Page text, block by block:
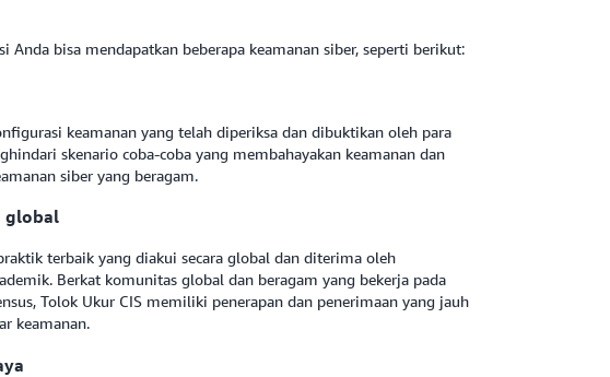
Anda bisa mendapatkan beberapa keamanan siber, seperti berikut:
keamanan yang telah diperiksa dan dibuktikan oleh para
skenario coba-coba yang membahayakan keamanan dan
siber yang beragam.
global
terbaik yang diakui secara global dan diterima oleh
Berkat komunitas global dan beragam yang bekerja pada
Tolok Ukur CIS memiliki penerapan dan penerimaan yang jauh
keamanan.